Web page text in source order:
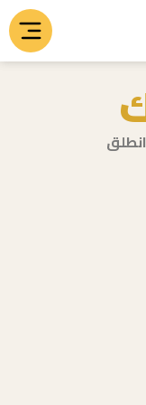
Skip
to
content
انطلق